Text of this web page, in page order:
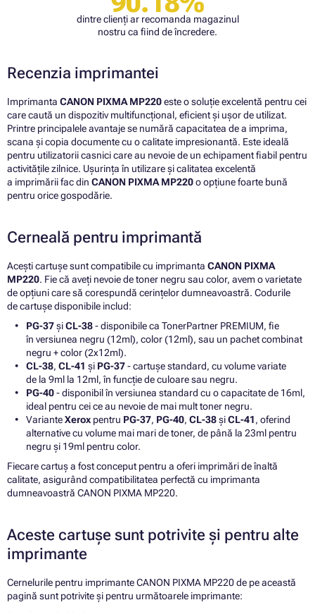
dintre clienți ar recomanda magazinul
nostru ca fiind de încredere.
Recenzia imprimantei
Imprimanta CANON PIXMA MP220este o soluție excelentă pentru cei
care caută un dispozitiv multifuncțional, eficient și ușor de utilizat.
Printre principalele avantaje se numără capacitatea de a imprima,
scana și copia documente cu o calitate impresionantă. Este ideală
pentru utilizatorii casnici care au nevoie de un echipament fiabil pentru
activitățile zilnice. Ușurința în utilizare și calitatea excelentă
a imprimării fac din CANON PIXMA MP220o opțiune foarte bună
pentru orice gospodărie.
Cerneală pentru imprimantă
Acești cartușe sunt compatibile cu imprimanta CANON PIXMA
MP220. Fie că aveți nevoie de toner negru sau color, avem o varietate
de opțiuni care să corespundă cerințelor dumneavoastră. Codurile
de cartușe disponibile includ:
PG-37șiCL-38- disponibile ca TonerPartner PREMIUM, fie
în versiunea negru (12ml), color (12ml), sau un pachet combinat
negru + color (2x12ml).
CL-38, CL-41 și PG-37- cartușe standard, cu volume variate
de la 9ml la 12ml, în funcție de culoare sau negru.
PG-40- disponibil în versiunea standard cu o capacitate de 16ml,
ideal pentru cei ce au nevoie de mai mult toner negru.
VarianteXerox pentru PG-37, PG-40, CL-38șiCL-41, oferind
alternative cu volume mai mari de toner, de până la 23ml pentru
negru și 19ml pentru color.
Fiecare cartuș a fost conceput pentru a oferi imprimări de înaltă
calitate, asigurând compatibilitatea perfectă cu imprimanta
dumneavoastră CANON PIXMA MP220.
Aceste cartușe sunt potrivite și pentru alte
imprimante
Cernelurile pentru imprimante CANON PIXMA MP220 de pe această
pagină sunt potrivite și pentru următoarele imprimante: